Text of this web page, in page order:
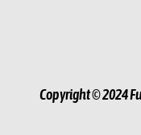
Copyright © 2024